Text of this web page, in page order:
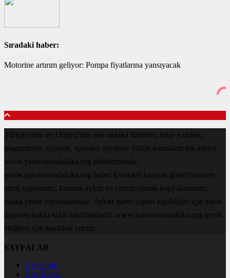
Sıradaki haber:
Motorine artırım geliyor: Pompa fiyatlarına yansıyacak
Türkiye'den ve Dünya’dan son dakika haberler, köşe yazıları,
magazinden siyasete, spordan seyahate bütün konuların tek adresi
www.yalovasondakika.org platformunda;
www.yalovasondakika.org haber içerikleri kaynak gösterilmeden
alıntı yapılamaz, kanuna aykırı ve izinsiz olarak kopyalanamaz,
başka yerde yayınlanamaz. Aykırı işlem yapan kişi/kişiler için yasal
başvuru hakkı saklı tutulmaktadır. www.yalovasondakika.org tercih
ettiğiniz için teşekkür ederiz.
SAYFALAR
Üye Girişi
Üye Kaydı